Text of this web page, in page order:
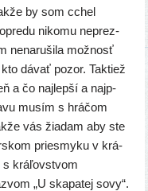
by som cchel
niko­mu neprez­
nena­ru­ši­la mož­nosť
dávať pozor. Taktiež
a čo naj­lep­ší a najp­
musím s hrá­čom
vás žia­dam aby ste
pries­my­ku v krá­
s krá­ľov­stvom
„U ska­pa­tej sovy“.